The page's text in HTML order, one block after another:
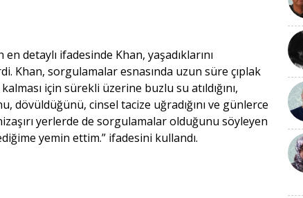
detaylı ifadesinde Khan, yaşadıklarını
Khan, sorgulamalar esnasında uzun süre çıplak
için sürekli üzerine buzlu su atıldığını,
dövüldüğünü, cinsel tacize uğradığını ve günlerce
yerlerde de sorgulamalar olduğunu söyleyen
yemin ettim.” ifadesini kullandı.